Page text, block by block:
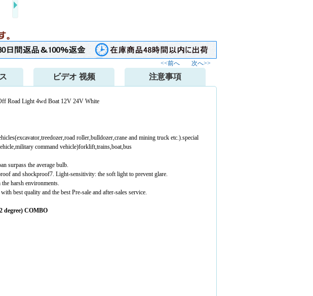
<<前へ 次へ>>
Road Light 4wd Boat 12V 24V White
roller,bulldozer,crane and mining truck etc.).special
command vehicle)forklift,trains,boat,bus
surpass the average bulb.
and shockproof7. Light-sensitivity: the soft light to prevent glare.
harsh environments.
best quality and the best Pre-sale and after-sales service.
degree) COMBO
ビデオ 视频 注意事項